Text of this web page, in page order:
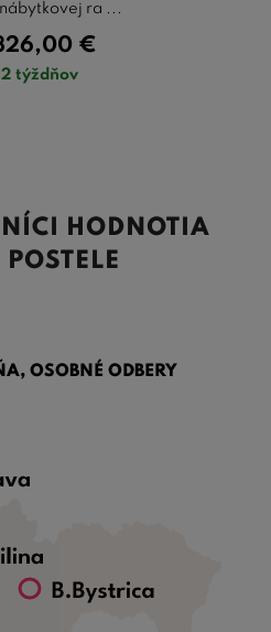
ra ...
€
týždňov
HODNOTIA
POSTELE
OSOBNÉ ODBERY